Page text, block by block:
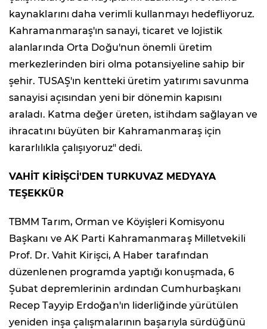
kaynaklarını daha verimli kullanmayı hedefliyoruz.
Kahramanmaraş'ın sanayi, ticaret ve lojistik
alanlarında Orta Doğu'nun önemli üretim
merkezlerinden biri olma potansiyeline sahip bir
şehir. TUSAŞ'ın kentteki üretim yatırımı savunma
sanayisi açısından yeni bir dönemin kapısını
araladı. Katma değer üreten, istihdam sağlayan ve
ihracatını büyüten bir Kahramanmaraş için
kararlılıkla çalışıyoruz" dedi.
VAHİT KİRİŞCİ'DEN TURKUVAZ MEDYAYA
TEŞEKKÜR
TBMM Tarım, Orman ve Köyişleri Komisyonu
Başkanı ve AK Parti Kahramanmaraş Milletvekili
Prof. Dr. Vahit Kirişci, A Haber tarafından
düzenlenen programda yaptığı konuşmada, 6
Şubat depremlerinin ardından Cumhurbaşkanı
Recep Tayyip Erdoğan'ın liderliğinde yürütülen
yeniden inşa çalışmalarının başarıyla sürdüğünü